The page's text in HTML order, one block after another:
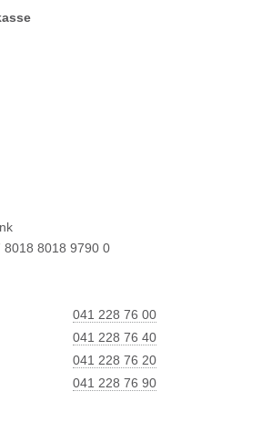
8018 8018 9790 0
041 228 76 00
041 228 76 40
041 228 76 20
041 228 76 90